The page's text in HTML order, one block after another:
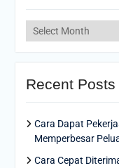
Archives
Recent Posts
Cara Dapat
Memperbesar
Cara Cepat